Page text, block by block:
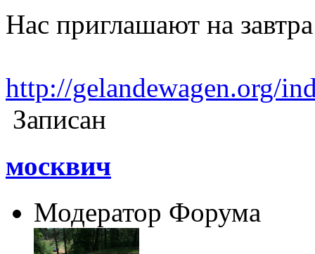
Нас приглашают на
http://gelandewagen.org/
Записан
москвич
Модератор Форума